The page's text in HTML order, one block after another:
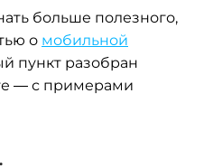
больше полезного,
о мобильной
пункт разобран
— с примерами